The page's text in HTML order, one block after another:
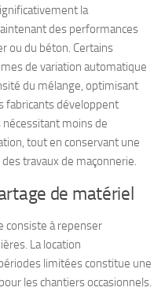
la
des performances
ou du béton. Certains
de variation automatique
du mélange, optimisant
fabricants développent
moins de
tout en conservant une
travaux de maçonnerie.
de matériel
consiste à repenser
La location
limitées constitue une
les chantiers occasionnels.